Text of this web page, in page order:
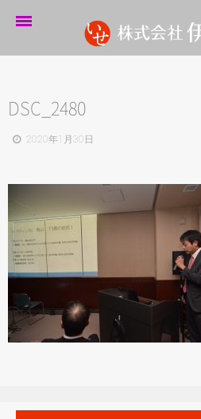
伊勢出版だより
営業案内
採用情報
パートナーシップ
お問い合わせ
サイトマップ
DSC_2480
2020年1月30日